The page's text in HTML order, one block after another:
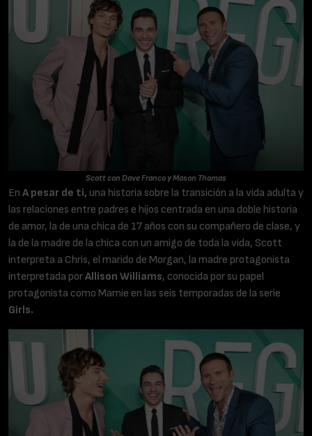
Scott con Dave Franco y Mason Thomas
En A pesar de ti, una historia sobre la transición a la vida adulta y
las relaciones entre padres e hijos centrada en una doble historia
de amor, la de una chica de 17 años con su compañero de clase, y
la de la madre de la chica con un amigo de toda la vida, Scott
interpreta a Chris, el marido de Morgan, la madre protagonista
interpretada porAllison Williams, conocida por su papel
protagonista como Marnie en las seis temporadas de la serie
Girls.